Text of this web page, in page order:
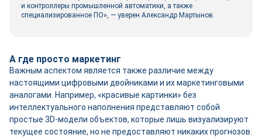
и контроллеры промышленной автоматики, а также
специализированное ПО», — уверен Александр Мартынов.
А где просто маркетинг
Важным аспектом является также различие между
настоящими цифровыми двойниками и их маркетинговыми
аналогами. Например, «красивые картинки» без
интеллектуального наполнения представляют собой
простые 3D-модели объектов, которые лишь визуализируют
текущее состояние, но не предоставляют никаких прогнозов.